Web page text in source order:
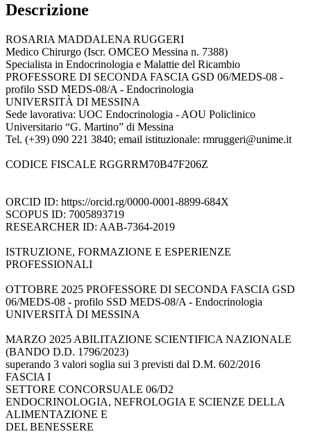
Descrizione
ROSARIA MADDALENA RUGGERI
Medico Chirurgo (Iscr. OMCEO Messina n. 7388)
Specialista in Endocrinologia e Malattie del Ricambio
PROFESSORE DI SECONDA FASCIA GSD 06/MEDS-08 -
profilo SSD MEDS-08/A - Endocrinologia
UNIVERSITÀ DI MESSINA
Sede lavorativa: UOC Endocrinologia - AOU Policlinico
Universitario “G. Martino” di Messina
Tel. (+39) 090 221 3840; email istituzionale: rmruggeri@unime.it
CODICE FISCALE RGGRRM70B47F206Z
ORCID ID: https://orcid.rg/0000-0001-8899-684X
SCOPUS ID: 7005893719
RESEARCHER ID: AAB-7364-2019
ISTRUZIONE, FORMAZIONE E ESPERIENZE
PROFESSIONALI
OTTOBRE 2025 PROFESSORE DI SECONDA FASCIA GSD
06/MEDS-08 - profilo SSD MEDS-08/A - Endocrinologia
UNIVERSITÀ DI MESSINA
MARZO 2025 ABILITAZIONE SCIENTIFICA NAZIONALE
(BANDO D.D. 1796/2023)
superando 3 valori soglia sui 3 previsti dal D.M. 602/2016
FASCIA I
SETTORE CONCORSUALE 06/D2
ENDOCRINOLOGIA, NEFROLOGIA E SCIENZE DELLA
ALIMENTAZIONE E
DEL BENESSERE